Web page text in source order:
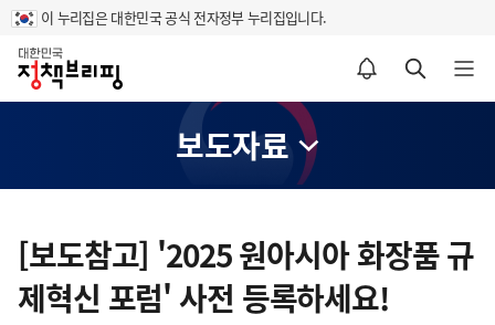
이 누리집은 대한민국 공식 전자정부 누리집입니다.
홈
알림설정 바로가기 검색 바로가기 메뉴 열기
보도자료
텐
츠
영
[보도참고] '2025 원아시아 화장품 규
제혁신 포럼' 사전 등록하세요!